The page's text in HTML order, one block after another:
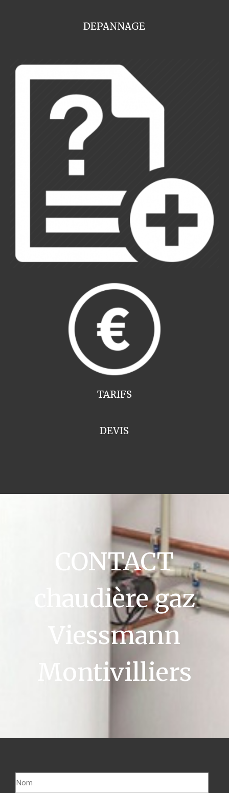
DEPANNAGE
TARIFS
DEVIS
CONTACT
chaudière gaz
Viessmann
Montivilliers